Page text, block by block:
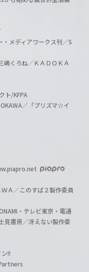
メディアワークス刊／S
くろね／ＫＡＤＯＫＡ
ト/KFPA
／「プリズマ☆イ
Ａ／このすば２製作委員
・テレビ東京・電通
見書房／冴えない製作委
!!